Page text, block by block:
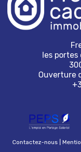
les portes
Ouverture
Contactez-nous |